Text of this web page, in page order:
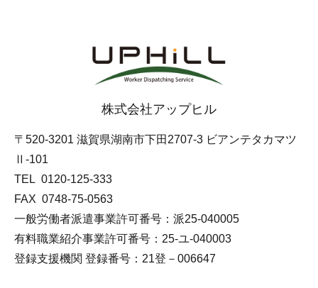
株式会社アップヒル
〒520-3201 滋賀県湖南市下田2707-3 ビアンテタカマツ
Ⅱ-101
TEL 0120-125-333
FAX 0748-75-0563
一般労働者派遣事業許可番号：派25-040005
有料職業紹介事業許可番号：25-ユ-040003
登録支援機関 登録番号：21登－006647